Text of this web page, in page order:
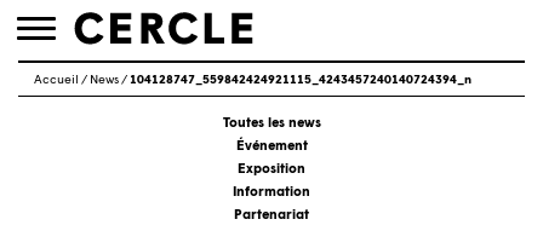
Toggle
Accueil / News/ 104128747_559842424921115_4243457240140724394_n
Toutes les news
Événement
Exposition
Information
Partenariat